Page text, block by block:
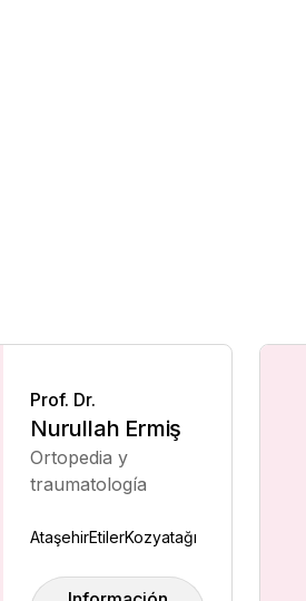
Prof. Dr.
Nurullah Ermiş
Ortopedia y
traumatología
AtaşehirEtilerKozyatağı